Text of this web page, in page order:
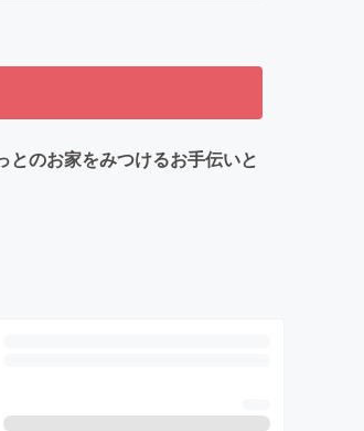
のお家をみつけるお手伝いと